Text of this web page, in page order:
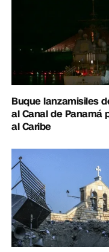
Buque lanzamisiles
al Canal de Panamá
al Caribe